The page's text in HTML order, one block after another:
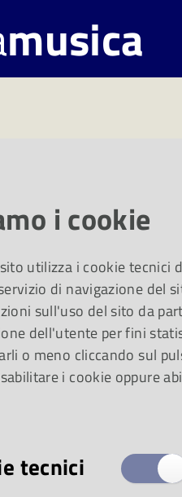
musica
i cookie
utilizza i cookie tecnici
di navigazione del
sull'uso del sito da
dell'utente per fini
o meno cliccando sul
i cookie oppure
tecnici